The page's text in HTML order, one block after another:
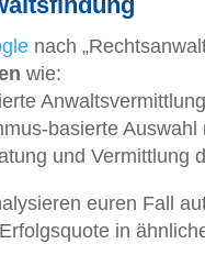
nach
wie:
basierte
und Vermittlung
euren Fall
in